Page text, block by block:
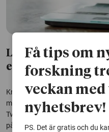
Ledtrådar till den
efter viktkirurgi
Kraftig och varaktig
minskad risk för cancer och
Två nya studier ger nu
på att kön, ämnesomsättning
Få tips om
forskning
veckan
nyhetsbrev!
PS. Det är gratis och du